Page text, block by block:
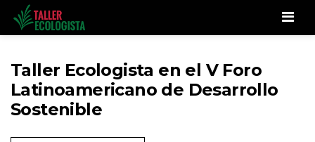
Taller Ecologista en el V Foro
Latinoamericano de Desarrollo
Sostenible